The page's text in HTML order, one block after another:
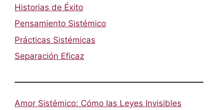
Historias de Éxito
Pensamiento Sistémico
Prácticas Sistémicas
Separación Eficaz
Amor Sistémico: Cómo las Leyes Invisibles